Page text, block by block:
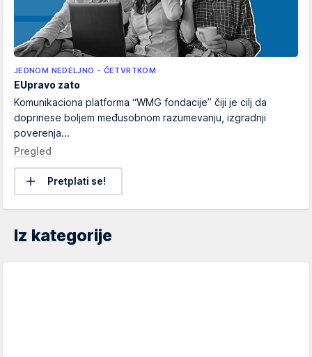
JEDNOM NEDELJNO - ČETVRTKOM
EUpravo zato
Komunikaciona platforma “WMG fondacije” čiji je cilj da
doprinese boljem međusobnom razumevanju, izgradnji
poverenja...
Pregled
Pretplati se!
Iz kategorije